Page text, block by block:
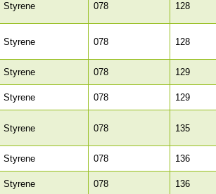
Styrene 078 128
Styrene 078 128
Styrene 078 129
Styrene 078 129
Styrene 078 135
Styrene 078 136
Styrene 078 136